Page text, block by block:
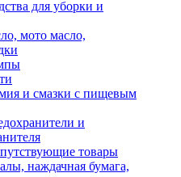
для уборки и
мото масло,
и смазки с пищевым
и
товары
наждачная бумага,